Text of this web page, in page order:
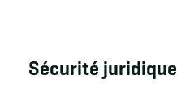
Sécurité juridique